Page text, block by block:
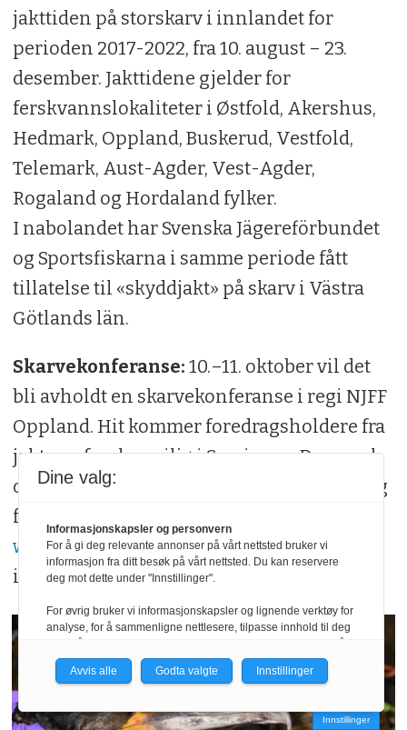
jakttiden på storskarv i innlandet for
perioden 2017-2022, fra 10. august – 23.
desember. Jakttidene gjelder for
ferskvannslokaliteter i Østfold, Akershus,
Hedmark, Oppland, Buskerud, Vestfold,
Telemark, Aust-Agder, Vest-Agder,
Rogaland og Hordaland fylker.
I nabolandet har Svenska Jägereförbundet
og Sportsfiskarna i samme periode fått
tillatelse til «skyddjakt» på skarv i Västra
Götlands län.
Skarvekonferanse: 10.–11. oktober vil det
bli avholdt en skarvekonferanse i regi NJFF
Oppland. Hit kommer foredragsholdere fra
jakt- og forskermiljø i Sverige og Danmark,
og er også ment for lokale jegere, fiskere og
forvaltere. Se
www.nina.no/skarvekonferansefor mer
informasjon.
Innstillinger
Dine valg:
Informasjonskapsler og personvern
For å gi deg relevante annonser på vårt nettsted bruker vi
informasjon fra ditt besøk på vårt nettsted. Du kan reservere
deg mot dette under "Innstillinger".
For øvrig bruker vi informasjonskapsler og lignende verktøy for
analyse, for å sammenligne nettlesere, tilpasse innhold til deg
personvernerklæring.
du få relevante annonser på nettstedene til medlemmene i
nettverket basert på informasjon fra dine besøk på tvers av
Avvis alle Godta valgte Innstillinger